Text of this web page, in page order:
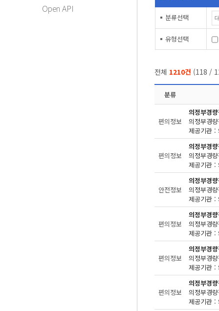
Open API
분류선택
유형선택
전체 1210건 (118 /
분류
편의정보
의정부경
제공기관 :
편의정보
의정부경
제공기관 :
안전정보
의정부경
제공기관 :
편의정보
의정부경
제공기관 :
편의정보
의정부경
제공기관 :
편의정보
의정부경
제공기관 :